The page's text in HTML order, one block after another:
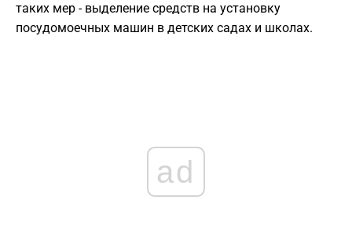
таких мер - выделение средств на установку
посудомоечных машин в детских садах и школах.
ad